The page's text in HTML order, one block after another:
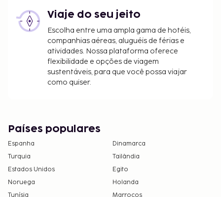
Viaje do seu jeito
Escolha entre uma ampla gama de hotéis,
companhias aéreas, aluguéis de férias e
atividades. Nossa plataforma oferece
flexibilidade e opções de viagem
sustentáveis, para que você possa viajar
como quiser.
Países populares
Espanha
Dinamarca
Turquia
Tailândia
Estados Unidos
Egito
Noruega
Holanda
Tunísia
Marrocos